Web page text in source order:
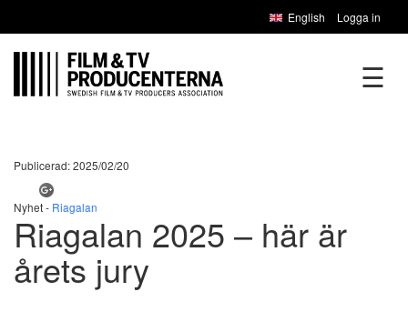
English Logga in
☰
Publicerad: 2025/02/20
Nyhet - Riagalan
Riagalan 2025 – här är
årets jury